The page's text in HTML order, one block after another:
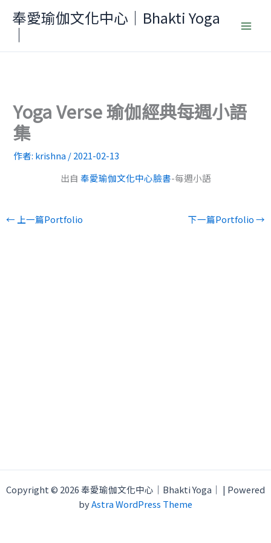
要
奉愛瑜伽文化中心｜Bhakti Yoga
｜
Yoga Verse 瑜伽經典每週小語
集
作者: krishna /2021-02-13
出自 奉愛瑜伽文化中心臉書-每週小語
← 上一篇Portfolio 下一篇Portfolio→
Copyright © 2026 奉愛瑜伽文化中心｜Bhakti Yoga｜ | Powered
byAstra WordPress Theme